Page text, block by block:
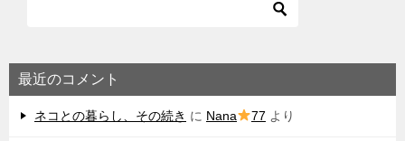
最近のコメント
ネコとの暮らし、その続き に Nana 77 より